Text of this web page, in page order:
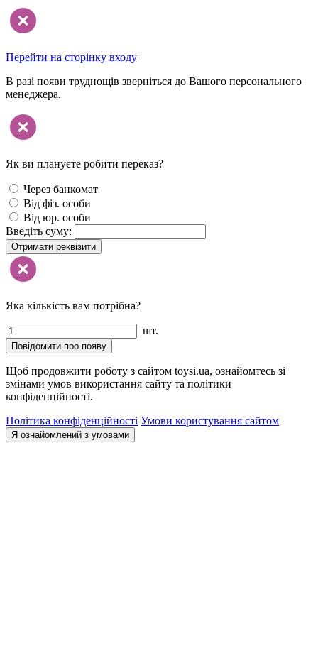
Перейти на сторінку входу
В разі появи труднощів зверніться до Вашого персонального
менеджера.
Як ви плануєте робити переказ?
Через банкомат
Від фіз. особи
Від юр. особи
Введіть суму:
Отримати реквізити
Яка кількість вам потрібна?
шт.
Повідомити про появу
Щоб продовжити роботу з сайтом toysi.ua, ознайомтесь зі
змінами умов використання сайту та політики
конфіденційності.
Політика конфіденційності Умови користування сайтом
Я ознайомлений з умовами